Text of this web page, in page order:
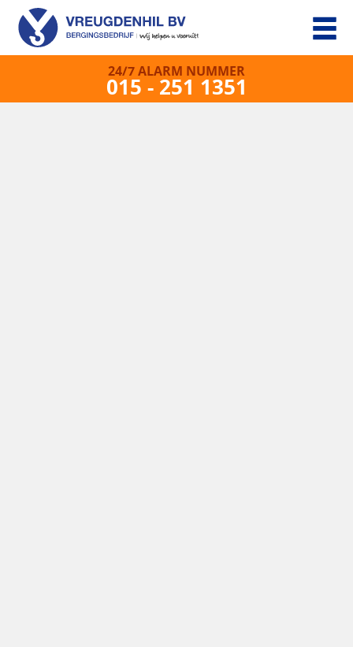
24/7 ALARM NUMMER
015 - 251 1351